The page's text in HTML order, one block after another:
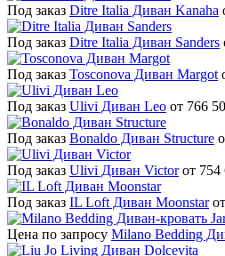
Под заказ Ditre Italia Диван Kanaha
Под заказ Ditre Italia Диван Sanders
Под заказ Tosconova Диван Margot
Под заказ Ulivi Диван Leo от 766
Под заказ Bonaldo Диван Structure
Под заказ Ulivi Диван Victor от 754
Под заказ IL Loft Диван Moonstar
Цена по запросу Milano Bedding